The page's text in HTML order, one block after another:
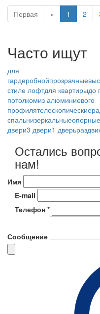
Первая « 1 2
Часто ищут
для
гардеробнойпрозрачные
стиле лофтдля квартирыдо
потолкомиз алюминиевого
профилятелескопические
спальнизеркальныеопорные
двери3 двери1 дверь
Остались
нам!
Имя
E-mail
Телефон *
Сообщение